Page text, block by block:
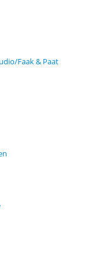
Faak & Paat